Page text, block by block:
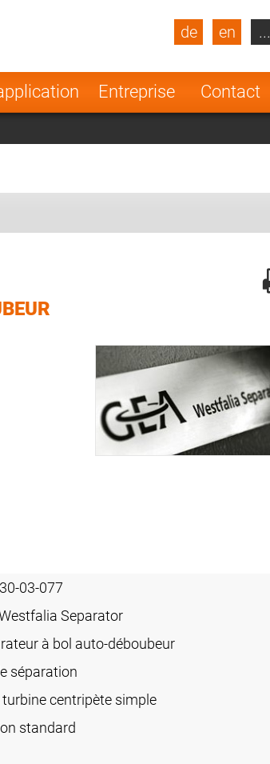
Entreprise Contact
de en
Turkey
Norway
Netherlands
Greece
...
03-077
Separator
à bol auto-déboubeur
séparation
turbine centripète simple
standard